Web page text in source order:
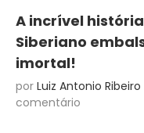
A incrível
Siberiano
imortal!
por Luiz Antonio Ribeiro
comentário